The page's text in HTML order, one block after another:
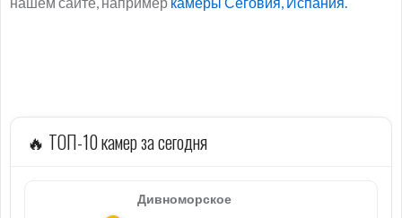
🔥 ТОП-10 камер за сегодня
Дивноморское